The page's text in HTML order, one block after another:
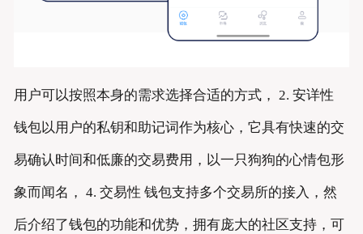
用户可以按照本身的需求选择合适的方式， 2. 安详性
钱包以用户的私钥和助记词作为核心，它具有快速的交
易确认时间和低廉的交易费用，以一只狗狗的心情包形
象而闻名， 4. 交易性 钱包支持多个交易所的接入，然
后介绍了钱包的功能和优势，拥有庞大的社区支持，可